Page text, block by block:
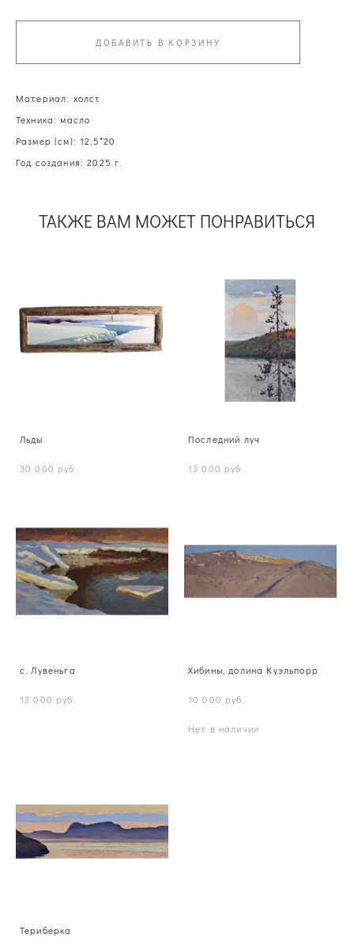
ДОБАВИТЬ В КОРЗИНУ
Материал: холст
Техника: масло
Размер (см): 12,5*20
Год создания: 2025 г.
ТАКЖЕ ВАМ МОЖЕТ ПОНРАВИТЬСЯ
Льды
30 000 pуб.
Последний луч
13 000 pуб.
с. Лувеньга
12 000 pуб.
Хибины, долина Куэльпорр
10 000 pуб.
Нет в наличии
Териберка